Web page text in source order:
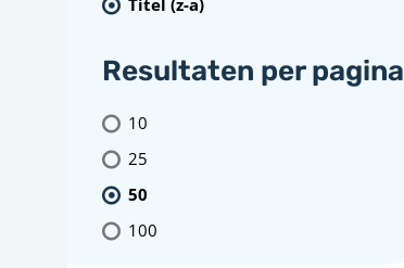
Resultaten per pagina
10
25
50
100